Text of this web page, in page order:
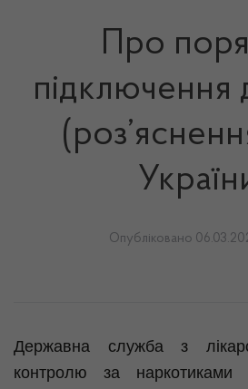
Про
Опубліковано
Державна служба з
контролю за наркотиками